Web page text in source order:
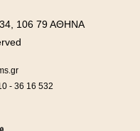
- 36 16 532
34, 106 79 ΑΘΗΝΑ